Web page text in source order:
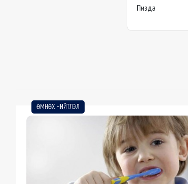
Пизда
ӨМНӨХ НИЙТЛЭЛ